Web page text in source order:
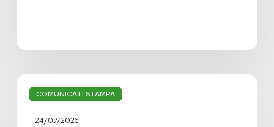
COMUNICATI STAMPA
Bilancio
regionale:
24/07/2026